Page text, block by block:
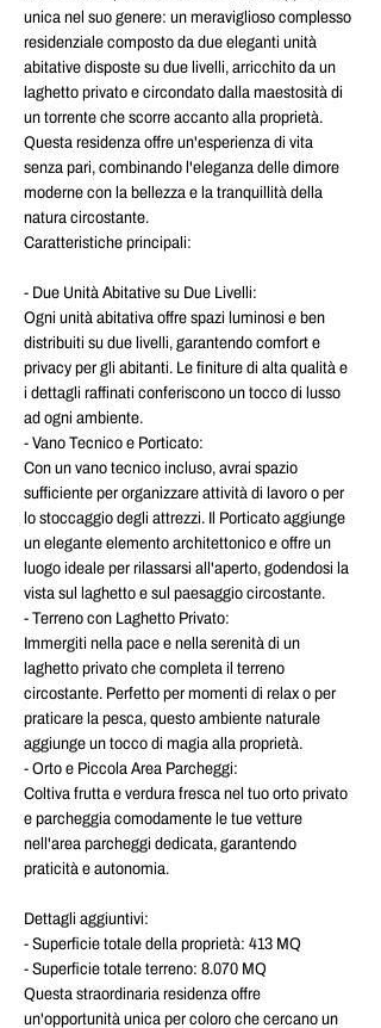
unica nel suo genere: un meraviglioso complesso
residenziale composto da due eleganti unità
abitative disposte su due livelli, arricchito da un
laghetto privato e circondato dalla maestosità di
un torrente che scorre accanto alla proprietà.
Questa residenza offre un'esperienza di vita
senza pari, combinando l'eleganza delle dimore
moderne con la bellezza e la tranquillità della
natura circostante.
Caratteristiche principali:
- Due Unità Abitative su Due Livelli:
Ogni unità abitativa offre spazi luminosi e ben
distribuiti su due livelli, garantendo comfort e
privacy per gli abitanti. Le finiture di alta qualità e
i dettagli raffinati conferiscono un tocco di lusso
ad ogni ambiente.
- Vano Tecnico e Porticato:
Con un vano tecnico incluso, avrai spazio
sufficiente per organizzare attività di lavoro o per
lo stoccaggio degli attrezzi. Il Porticato aggiunge
un elegante elemento architettonico e offre un
luogo ideale per rilassarsi all'aperto, godendosi la
vista sul laghetto e sul paesaggio circostante.
- Terreno con Laghetto Privato:
Immergiti nella pace e nella serenità di un
laghetto privato che completa il terreno
circostante. Perfetto per momenti di relax o per
praticare la pesca, questo ambiente naturale
aggiunge un tocco di magia alla proprietà.
- Orto e Piccola Area Parcheggi:
Coltiva frutta e verdura fresca nel tuo orto privato
e parcheggia comodamente le tue vetture
nell'area parcheggi dedicata, garantendo
praticità e autonomia.
Dettagli aggiuntivi:
- Superficie totale della proprietà: 413 MQ
- Superficie totale terreno: 8.070 MQ
Questa straordinaria residenza offre
un'opportunità unica per coloro che cercano un